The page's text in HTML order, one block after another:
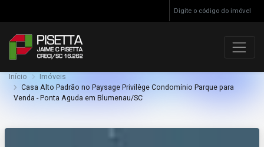
Início
Imóveis
Casa Alto Padrão no Paysage Privilège Condomínio Parque para
Venda - Ponta Aguda em Blumenau/SC